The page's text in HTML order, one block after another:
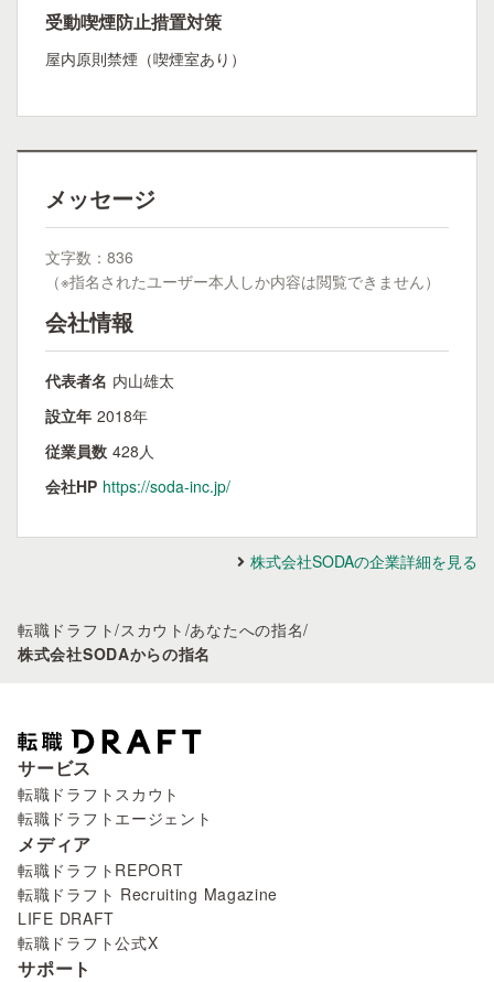
受動喫煙防止措置対策
屋内原則禁煙（喫煙室あり）
メッセージ
文字数：836
（※指名されたユーザー本人しか内容は閲覧できません）
会社情報
代表者名 内山雄太
設立年 2018年
従業員数 428人
会社HP https://soda-inc.jp/
株式会社SODAの企業詳細を見る
転職ドラフト/スカウト /あなたへの指名/
株式会社SODAからの指名
サービス
転職ドラフトスカウト
転職ドラフトエージェント
メディア
転職ドラフトREPORT
転職ドラフト Recruiting Magazine
LIFE DRAFT
転職ドラフト公式X
サポート